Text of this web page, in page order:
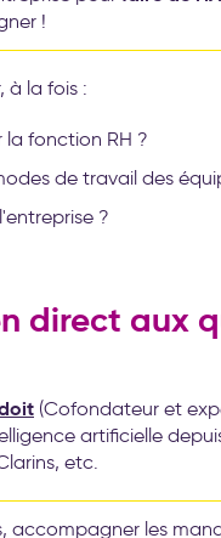
!
à la fois :
la fonction RH ?
de travail des
?
direct aux
(Cofondateur et
artificielle
etc.
accompagner les